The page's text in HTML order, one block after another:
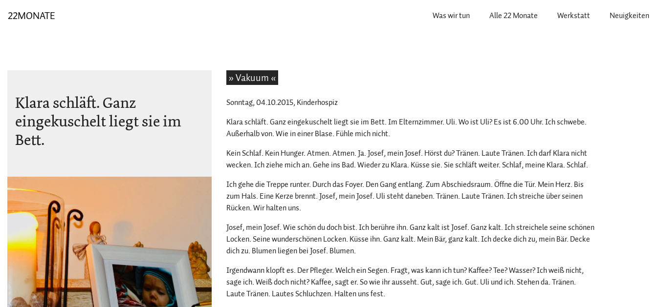
22MONATE Was wir tun Alle 22 Monate Werkstatt Neuigkeiten
Klara schläft. Ganz
eingekuschelt liegt sie im
Bett.
» Vakuum «
Sonntag, 04.10.2015, Kinderhospiz
Klara schläft. Ganz eingekuschelt liegt sie im Bett. Im Elternzimmer. Uli. Wo ist Uli? Es ist 6.00 Uhr. Ich schwebe.
Außerhalb von. Wie in einer Blase. Fühle mich nicht.
Kein Schlaf. Kein Hunger. Atmen. Atmen. Ja. Josef, mein Josef. Hörst du? Tränen. Laute Tränen. Ich darf Klara nicht
wecken. Ich ziehe mich an. Gehe ins Bad. Wieder zu Klara. Küsse sie. Sie schläft weiter. Schlaf, meine Klara. Schlaf.
Ich gehe die Treppe runter. Durch das Foyer. Den Gang entlang. Zum Abschiedsraum. Öffne die Tür. Mein Herz. Bis
zum Hals. Eine Kerze brennt. Josef, mein Josef. Uli steht daneben. Tränen. Laute Tränen. Ich streiche über seinen
Rücken. Wir halten uns.
Josef, mein Josef. Wie schön du doch bist. Ich berühre ihn. Ganz kalt ist Josef. Ganz kalt. Ich streichele seine schönen
Locken. Seine wunderschönen Locken. Küsse ihn. Ganz kalt. Mein Bär, ganz kalt. Ich decke dich zu, mein Bär. Decke
dich zu. Blumen liegen bei Josef. Blumen.
Irgendwann klopft es. Der Pfleger. Welch ein Segen. Fragt, was kann ich tun? Kaffee? Tee? Wasser? Ich weiß nicht,
sage ich. Weiß doch nicht? Kaffee, sagt er. So wie ihr ausseht. Gut, sage ich. Gut. Uli und ich. Stehen da. Tränen.
Laute Tränen. Lautes Schluchzen. Halten uns fest.